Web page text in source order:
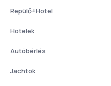
Repülő+Hotel
Hotelek
Autóbérlés
Jachtok